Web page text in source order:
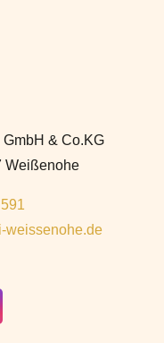
& Co.KG
Weißenohe
weissenohe.de